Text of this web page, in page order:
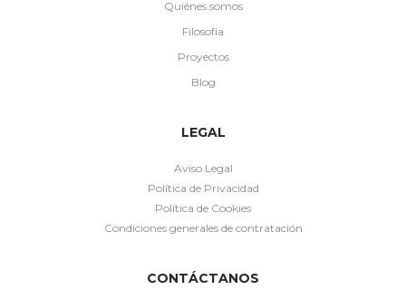
Quiénes somos
Filosofía
Proyectos
Blog
LEGAL
Aviso Legal
Política de Privacidad
Política de Cookies
Condiciones generales de contratación
CONTÁCTANOS